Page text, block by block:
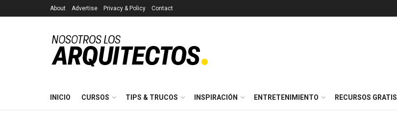
About Advertise Privacy & Policy Contact
INICIO CURSOS TIPS & TRUCOS INSPIRACIÓN ENTRETENIMIENTO RECURSOS GRATIS